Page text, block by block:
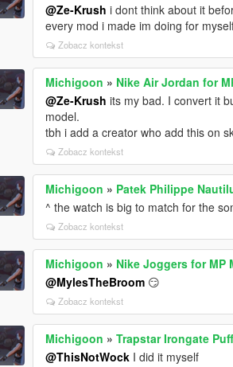
@Ze-Krush i dont think about it
every mod i made im doing for
Zobacz kontekst
Michigoon » Nike Air Jordan for
@Ze-Krush its my bad. I convert it
model.
tbh i add a creator who add this on
Zobacz kontekst
Michigoon » Patek Philippe
^ the watch is big to match for the
Zobacz kontekst
Michigoon » Nike Joggers for MP
@MylesTheBroom 😏
Zobacz kontekst
Michigoon »Trapstar Irongate
@ThisNotWock I did it myself